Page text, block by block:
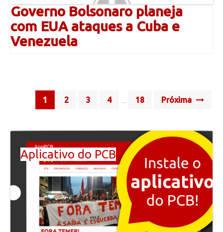
Governo Bolsonaro planeja
com EUA ataques a Cuba e
Venezuela
navigation
1 2 3 4 18 Próxima
Aplicativo do PCB